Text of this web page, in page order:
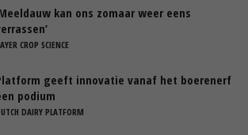
kan ons zomaar weer eens
CROP SCIENCE
geeft innovatie vanaf het boerenerf
podium
DAIRY PLATFORM